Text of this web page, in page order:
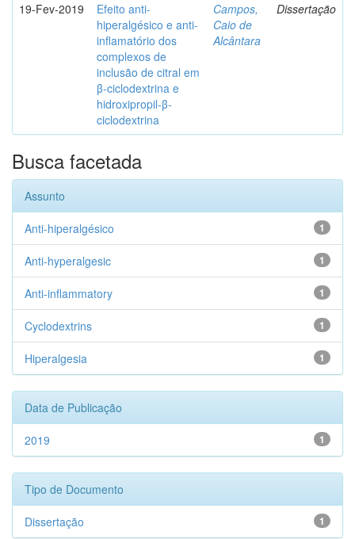
19-Fev-2019
Efeito anti-
hiperalgésico e anti-
inflamatório dos
complexos de
inclusão de citral em
β-ciclodextrina e
hidroxipropil-β-
ciclodextrina
Campos,
Caio de
Alcântara
Dissertação
Busca facetada
Assunto
1
Anti-hiperalgésico
1
Anti-hyperalgesic
1
Anti-inflammatory
1
Cyclodextrins
1
Hiperalgesia
Data de Publicação
1
2019
Tipo de Documento
1
Dissertação